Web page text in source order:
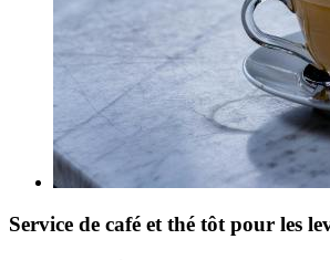
Service de café et thé tôt pour les